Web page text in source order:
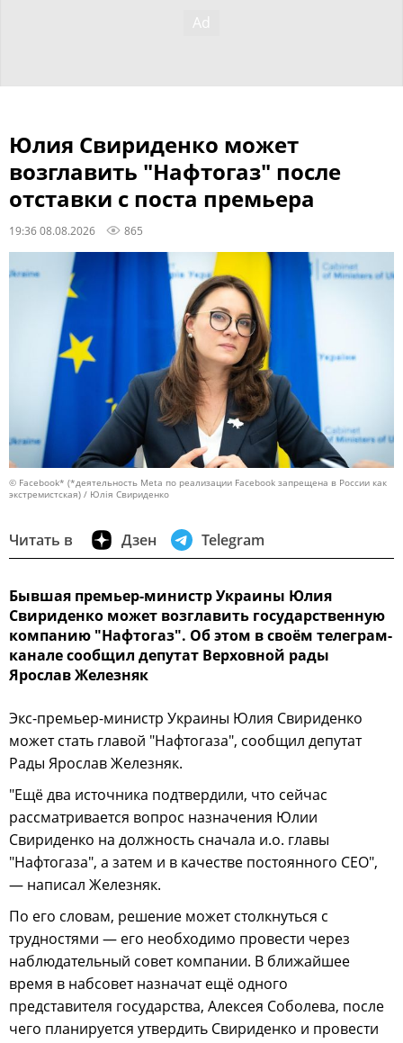
Юлия Свириденко может
возглавить "Нафтогаз" после
отставки с поста премьера
19:36 08.08.2026 865
© Facebook* (*деятельность Meta по реализации Facebook запрещена в России как
экстремистская) / Юлія Свириденко
Читать в Дзен Telegram
Бывшая премьер-министр Украины Юлия
Свириденко может возглавить государственную
компанию "Нафтогаз". Об этом в своём телеграм-
канале сообщил депутат Верховной рады
Ярослав Железняк
Экс-премьер-министр Украины Юлия Свириденко
может стать главой "Нафтогаза", сообщил депутат
Рады Ярослав Железняк.
"Ещё два источника подтвердили, что сейчас
рассматривается вопрос назначения Юлии
Свириденко на должность сначала и.о. главы
"Нафтогаза", а затем и в качестве постоянного CEO",
— написал Железняк.
По его словам, решение может столкнуться с
трудностями — его необходимо провести через
наблюдательный совет компании. В ближайшее
время в набсовет назначат ещё одного
представителя государства, Алексея Соболева, после
чего планируется утвердить Свириденко и провести